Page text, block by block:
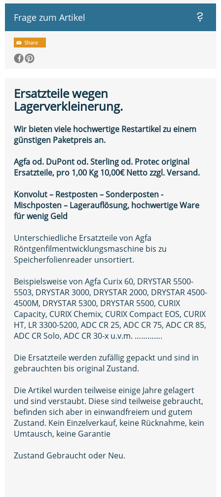
Frage zum Artikel
Ersatzteile wegen
Lagerverkleinerung.
Wir bieten viele hochwertige Restartikel zu einem
günstigen Paketpreis an.
Agfa od. DuPont od. Sterling od. Protec original
Ersatzteile, pro 1,00 Kg 10,00€ Netto zzgl. Versand.
Konvolut – Restposten – Sonderposten -
Mischposten – Lagerauflösung, hochwertige Ware
für wenig Geld
Unterschiedliche Ersatzteile von Agfa
Röntgenfilmentwicklungsmaschine bis zu
Speicherfolienreader unsortiert.
Beispielsweise von Agfa Curix 60, DRYSTAR 5500-
5503, DRYSTAR 3000, DRYSTAR 2000, DRYSTAR 4500-
4500M, DRYSTAR 5300, DRYSTAR 5500, CURIX
Capacity, CURIX Chemix, CURIX Compact EOS, CURIX
HT, LR 3300-5200, ADC CR 25, ADC CR 75, ADC CR 85,
ADC CR Solo, ADC CR 30-x u.v.m. ………….
Die Ersatzteile werden zufällig gepackt und sind in
gebrauchten bis original Zustand.
Die Artikel wurden teilweise einige Jahre gelagert
und sind verstaubt. Diese sind teilweise gebraucht,
befinden sich aber in einwandfreiem und gutem
Zustand. Kein Einzelverkauf, keine Rücknahme, kein
Umtausch, keine Garantie
Zustand Gebraucht oder Neu.